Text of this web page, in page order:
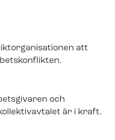
att
och
är i kraft.